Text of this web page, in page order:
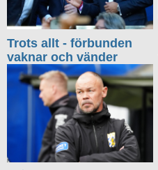
Trots allt - förbunden
vaknar och vänder